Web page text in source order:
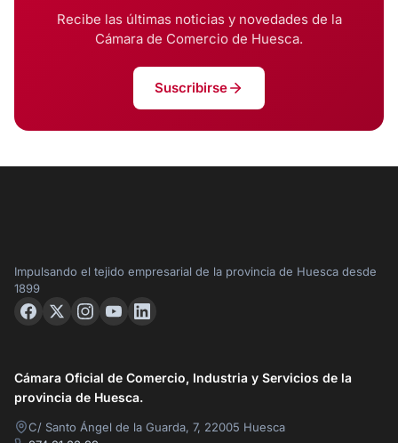
Recibe las últimas noticias y novedades de la
Cámara de Comercio de Huesca.
Suscribirse
Impulsando el tejido empresarial de la provincia de Huesca desde
1899
Cámara Oficial de Comercio, Industria y Servicios de la
provincia de Huesca.
C/ Santo Ángel de la Guarda, 7, 22005 Huesca